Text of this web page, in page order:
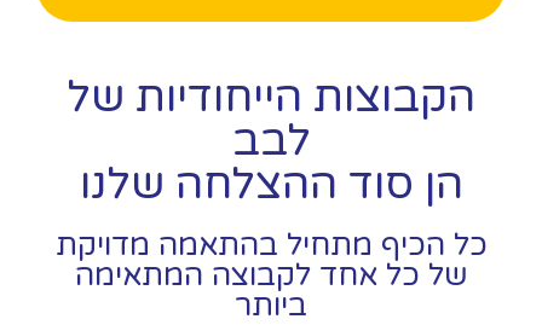
הקבוצות הייחודיות של
לבב
הן סוד ההצלחה שלנו
כל הכיף מתחיל בהתאמה מדויקת
של כל אחד לקבוצה המתאימה
ביותר